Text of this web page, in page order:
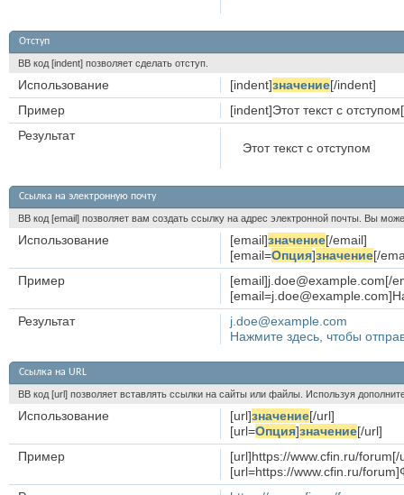
Отступ
BB код [indent] позволяет сделать отступ.
[indent]значение[/indent]
Использование
[indent]Этот текст с
Пример
Этот текст с отступом
Результат
Ссылка на электронную почту
BB код [email] позволяет вам создать ссылку на адрес электронной почты. Вы
[email]значение[/email]
[email=Опция]значение[/
Использование
[email]j.doe@example.com[/
Пример
j.doe@example.com
Нажмите здесь, чтобы
Результат
Ссылка на URL
BB код [url] позволяет вставлять ссылки на сайты или файлы. Используя
[url]значение[/url]
[url=Опция]значение[/url]
Использование
[url]https://www.cfin.ru/forum[/
[url=https://www.cfin.ru/
Пример